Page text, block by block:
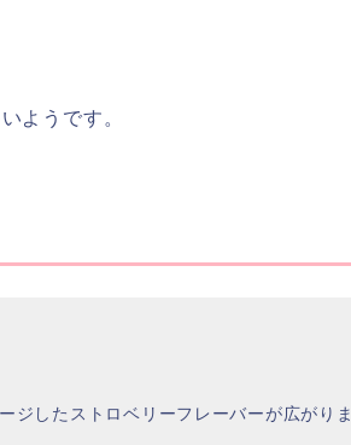
ようです。
ジしたストロベリーフレーバーが広がりま